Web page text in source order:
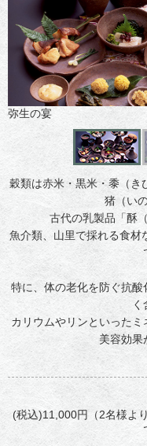
弥生の宴
穀類は赤米・黒米・黍（き
猪（い
古代の乳製品「酥
魚介類、山里で採れる食材
特に、体の老化を防ぐ抗
カリウムやリンといった
美容効果
(税込)11,000円（2名様よ